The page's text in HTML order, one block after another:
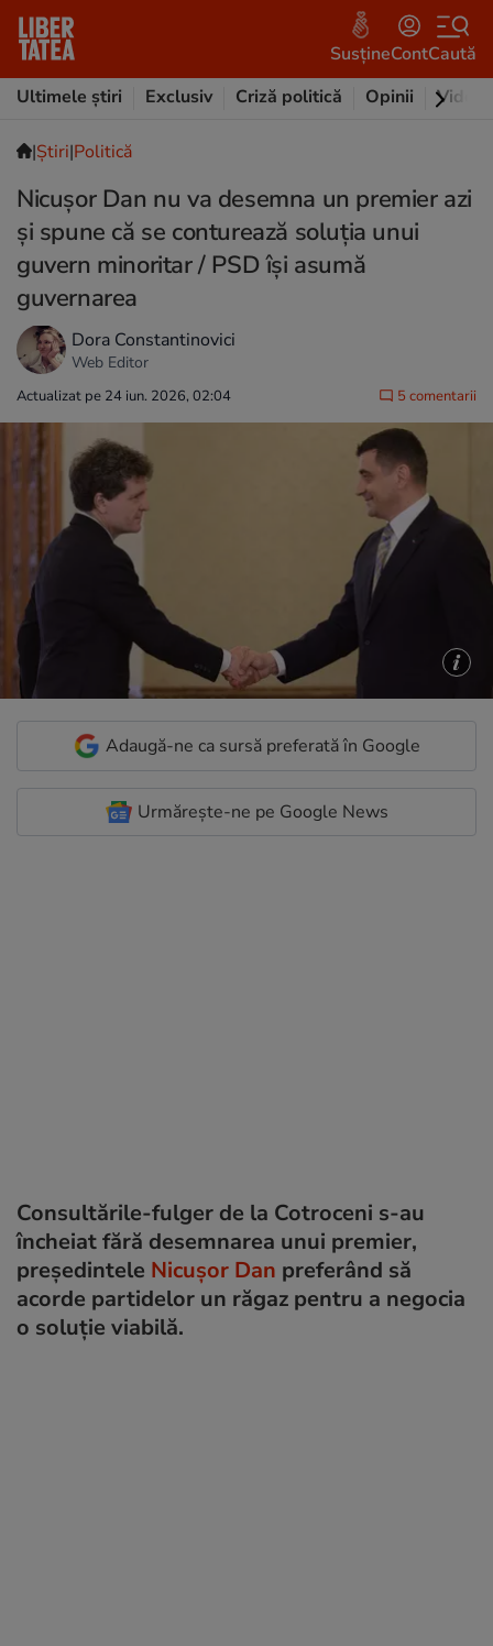
SusțineContCaută
Ultimele știri
Exclusiv Criză politică Opinii Video
|Ştiri|Politică
Nicușor Dan nu va desemna un premier azi
și spune că se conturează soluția unui
guvern minoritar / PSD își asumă
guvernarea
Dora Constantinovici
Web Editor
Actualizat pe 24 iun. 2026, 02:04 5 comentarii
Adaugă-ne ca sursă preferată în Google
Urmărește-ne pe Google News
Consultările-fulger de la Cotroceni s-au
încheiat fără desemnarea unui premier,
președintele Nicușor Dan preferând să
acorde partidelor un răgaz pentru a negocia
o soluție viabilă.